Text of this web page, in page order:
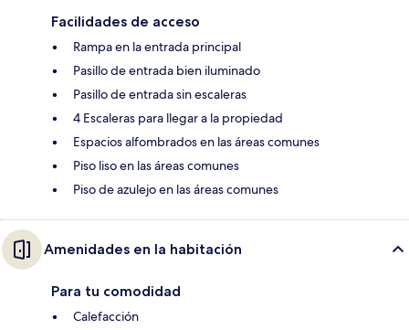
Facilidades de acceso
Rampa en la entrada principal
Pasillo de entrada bien iluminado
Pasillo de entrada sin escaleras
4 Escaleras para llegar a la propiedad
Espacios alfombrados en las áreas comunes
Piso liso en las áreas comunes
Piso de azulejo en las áreas comunes
Amenidades en la habitación
Para tu comodidad
Calefacción